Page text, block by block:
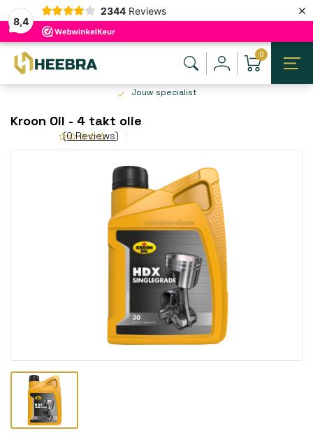
8,4
2344 Reviews ×
0
Jouw specialist
Kroon Oil - 4 takt olie
(0 Reviews)